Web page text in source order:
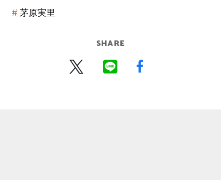
茅原実里
SHARE